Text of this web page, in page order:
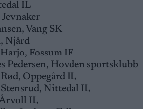
IL
Vang SK
Njård
Fossum IF
Pedersen, Hovden sportsklubb
Oppegård IL
Nittedal IL
IL